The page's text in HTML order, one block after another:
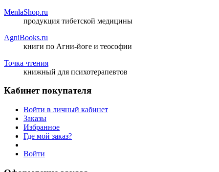
MenlaShop.ru
продукция тибетской медицины
AgniBooks.ru
книги по Агни-йоге и теософии
Точка чтения
книжный для психотерапевтов
Кабинет покупателя
Войти в личный кабинет
Заказы
Избранное
Где мой заказ?
Войти